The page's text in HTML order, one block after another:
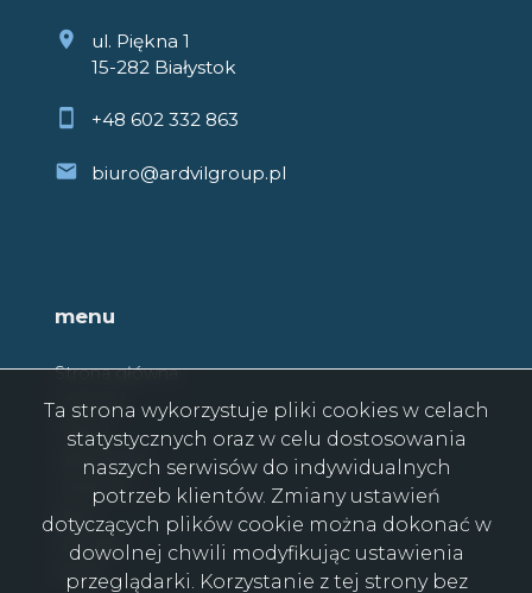
ul. Piękna 1
15-282 Białystok
+48 602 332 863
biuro@ardvilgroup.pl
menu
Strona główna
O firmie
Oferty
Zgłoszenia
Ulubione
Blog
Kontakt
Rodo
Ta strona wykorzystuje pliki cookies w celach
statystycznych oraz w celu dostosowania
naszych serwisów do indywidualnych
potrzeb klientów. Zmiany ustawień
dotyczących plików cookie można dokonać w
dowolnej chwili modyfikując ustawienia
przeglądarki. Korzystanie z tej strony bez